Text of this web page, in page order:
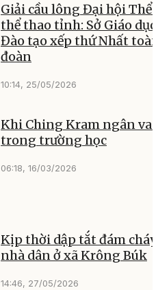
Giải cầu lông Đại hội Thể
thể thao tỉnh: Sở Giáo dục
Đào tạo xếp thứ Nhất
đoàn
10:14, 25/05/2026
Khi Ching Kram ngân
trong trường học
06:18, 16/03/2026
Kịp thời dập tắt đám
nhà dân ở xã Krông Búk
14:46, 27/05/2026